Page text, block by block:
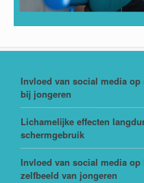
Invloed van social media op
bij jongeren
Lichamelijke effecten
schermgebruik
Invloed van social media op
zelfbeeld van jongeren